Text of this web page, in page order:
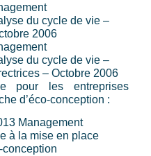
du cycle de vie –
2006
du cycle de vie –
– Octobre 2006
pour les entreprises
d’éco-conception :
Management
à la mise en place
conception